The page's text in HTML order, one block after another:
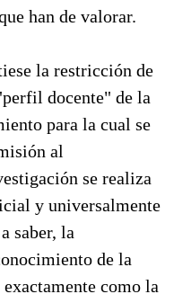
han de valorar.
la restricción de
docente" de la
para la cual se
al
se realiza
y universalmente
saber, la
de la
como la